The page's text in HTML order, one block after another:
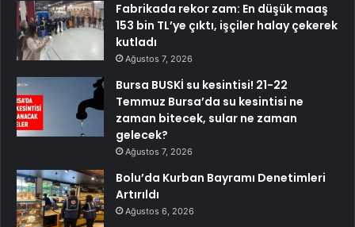
Fabrikada rekor zam: En düşük maaş
153 bin TL’ye çıktı, işçiler halay çekerek
kutladı
Ağustos 7, 2026
Bursa BUSKİ su kesintisi! 21-22
Temmuz Bursa’da su kesintisi ne
zaman bitecek, sular ne zaman
gelecek?
Ağustos 7, 2026
Bolu’da Kurban Bayramı Denetimleri
Artırıldı
Ağustos 6, 2026